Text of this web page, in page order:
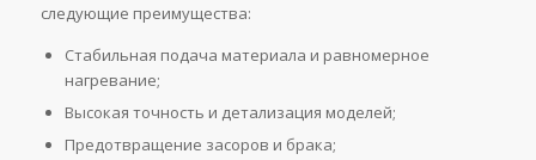
следующие преимущества:
Стабильная подача материала и равномерное
нагревание;
Высокая точность и детализация моделей;
Предотвращение засоров и брака;